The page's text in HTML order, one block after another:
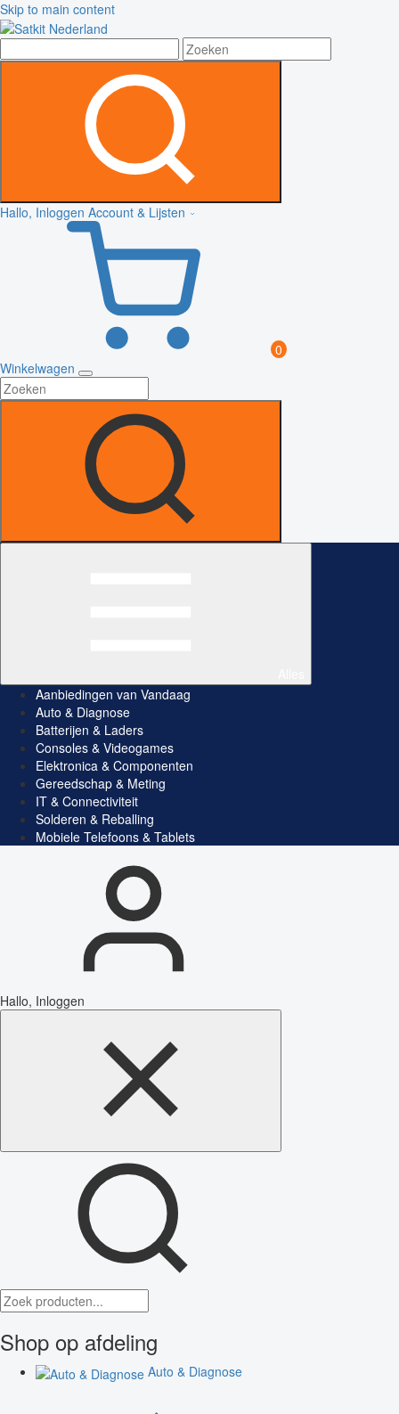
Skip to main content
Hallo, Inloggen Account & Lijsten
0
Winkelwagen
Aanbiedingen van Vandaag
Auto & Diagnose
Batterijen & Laders
Consoles & Videogames
Elektronica & Componenten
Gereedschap & Meting
IT & Connectiviteit
Solderen & Reballing
Mobiele Telefoons & Tablets
Hallo, Inloggen
Shop op afdeling
Auto & Diagnose